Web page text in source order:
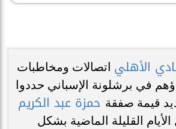
الأهلي اتصالات ومخاطبات
في برشلونة الإسباني حددوا
قيمة صفقة حمزة عبد الكريم
القليلة الماضية بشكل